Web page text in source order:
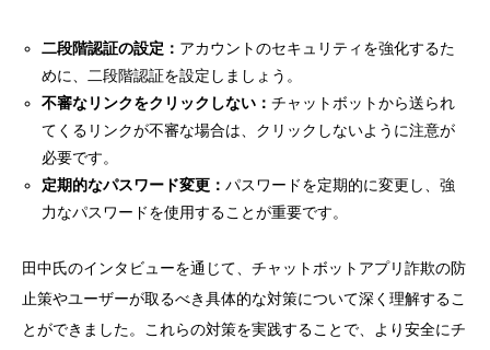
二段階認証の設定： アカウントのセキュリティを強化するた
めに、二段階認証を設定しましょう。
不審なリンクをクリックしない：チャットボットから送られ
てくるリンクが不審な場合は、クリックしないように注意が
必要です。
定期的なパスワード変更：パスワードを定期的に変更し、強
力なパスワードを使用することが重要です。
田中氏のインタビューを通じて、チャットボットアプリ詐欺の防
止策やユーザーが取るべき具体的な対策について深く理解するこ
とができました。これらの対策を実践することで、より安全にチ